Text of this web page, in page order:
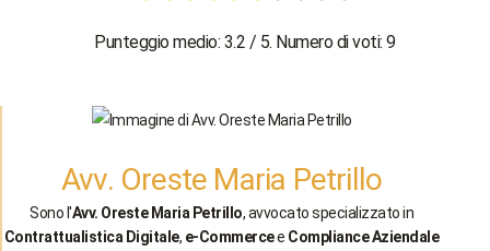
Punteggio medio: 3.2 / 5. Numero di voti:9
Avv. Oreste Maria Petrillo
Sono l'Avv. Oreste Maria Petrillo, avvocato specializzato in
Contrattualistica Digitale, e-Commercee Compliance Aziendale